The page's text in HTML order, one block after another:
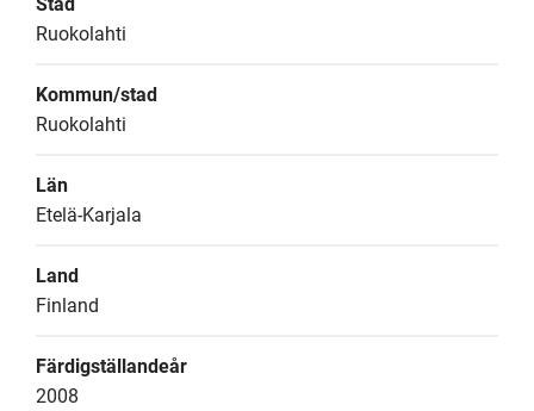
Ruokolahti
Kommun/stad
Ruokolahti
Län
Etelä-Karjala
Land
Finland
Färdigställandeår
2008